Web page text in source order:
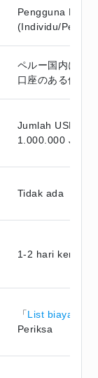
Pengguna
(Individu/
ペルー国内に
口座のある個人
Jumlah USD
1.000.000 JPY
Tidak ada
1-2 hari kerja
「List biaya
Periksa